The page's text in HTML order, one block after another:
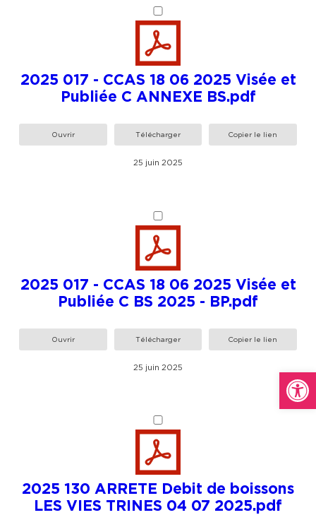
2025 017 - CCAS 18 06 2025 Visée et
Publiée C ANNEXE BS.pdf
Ouvrir Télécharger Copier le lien
25 juin 2025
2025 017 - CCAS 18 06 2025 Visée et
Publiée C BS 2025 - BP.pdf
Ouvrir Télécharger Copier le lien
25 juin 2025
2025 130 ARRETE Debit de boissons
LES VIES TRINES 04 07 2025.pdf